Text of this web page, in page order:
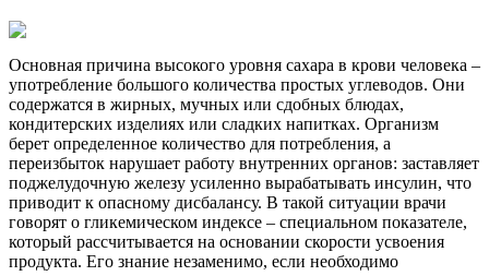
Основная причина высокого уровня сахара в крови человека –
употребление большого количества простых углеводов. Они
содержатся в жирных, мучных или сдобных блюдах,
кондитерских изделиях или сладких напитках. Организм
берет определенное количество для потребления, а
переизбыток нарушает работу внутренних органов: заставляет
поджелудочную железу усиленно вырабатывать инсулин, что
приводит к опасному дисбалансу. В такой ситуации врачи
говорят о гликемическом индексе – специальном показателе,
который рассчитывается на основании скорости усвоения
продукта. Его знание незаменимо, если необходимо